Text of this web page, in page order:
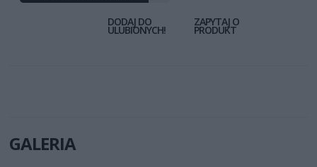
DODAJ DO
ULUBIONYCH!
ZAPYTAJ O
PRODUKT
GALERIA